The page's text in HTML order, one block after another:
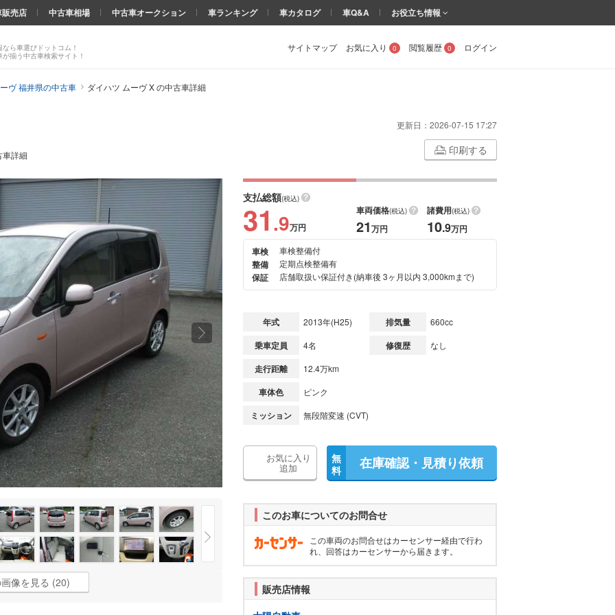
ら車選びドットコム！
揃う中古車検索サイト！
サイトマップ お気に入り 0 閲覧履歴 0 ログイン
売店 中古車相場 中古車オークション 車ランキング 車カタログ 車Q&A お役立ち情報
ヴ 福井県の中古車 ダイハツ ムーヴ X の中古車詳細
更新日： 2026-07-15 17:27
車詳細 印刷する
次の
画像
像を見る (20)
支払総額(税込)
31.9万円
車両価格(税込)
21万円
諸費用(税込)
10.9万円
車検
車検整備付
整備 定期点検整備有
保証 店舗取扱い保証付き(納車後 3ヶ月以内 3,000kmまで)
年式 2013年(H25) 排気量 660cc
乗車定員 4名 修復歴 なし
走行距離 12.4万km
車体色 ピンク
ミッション 無段階変速 (CVT)
お気に入り
追加
無
料
在庫確認・見積り依頼
このお車についてのお問合せ
この車両のお問合せはカーセンサー経由で行わ
れ、回答はカーセンサーから届きます。
販売店情報